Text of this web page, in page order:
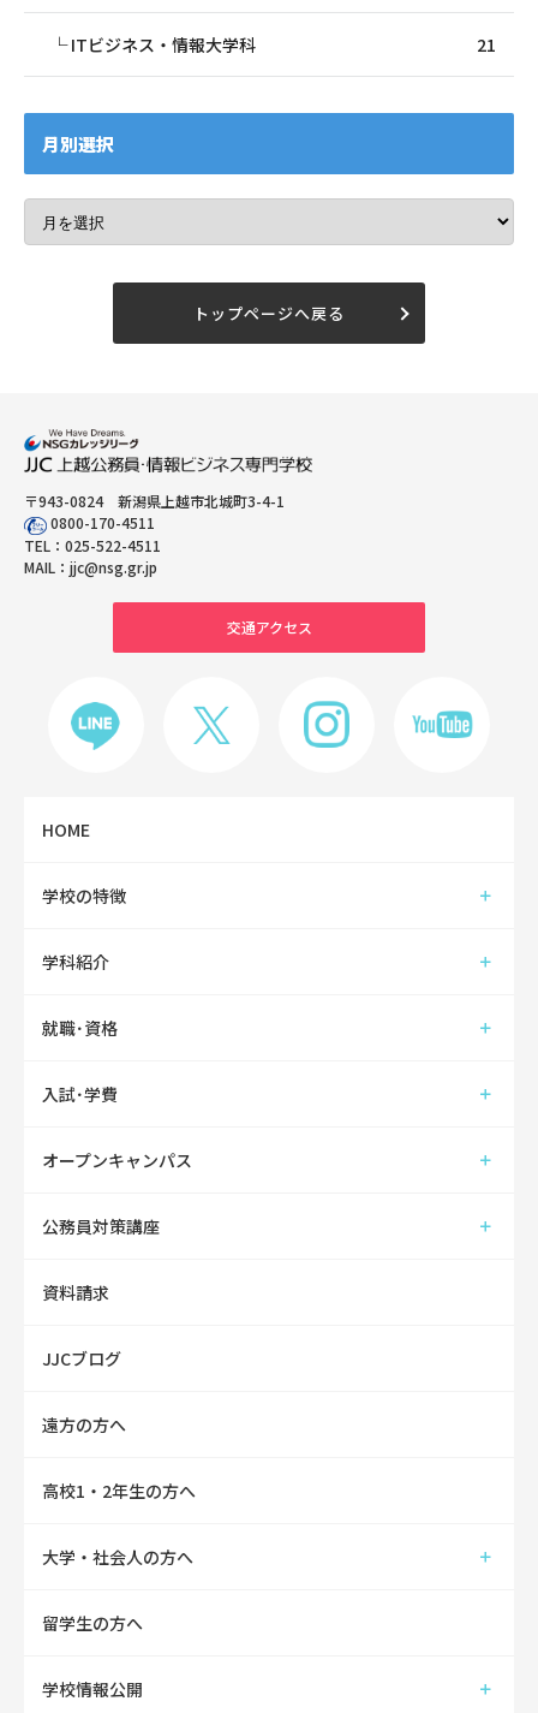
ITビジネス・情報大学科 21
月別選択
トップページへ戻る
〒943-0824 新潟県上越市北城町3-4-1
0800-170-4511
TEL： 025-522-4511
MAIL： jjc@nsg.gr.jp
交通アクセス
HOME
学校の特徴
学科紹介
就職･資格
入試･学費
オープンキャンパス
公務員対策講座
資料請求
JJCブログ
遠方の方へ
高校1・2年生の方へ
大学・社会人の方へ
留学生の方へ
学校情報公開